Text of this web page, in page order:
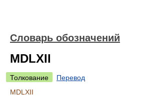
Словарь обозначений
MDLXII
Толкование
Перевод
MDLXII